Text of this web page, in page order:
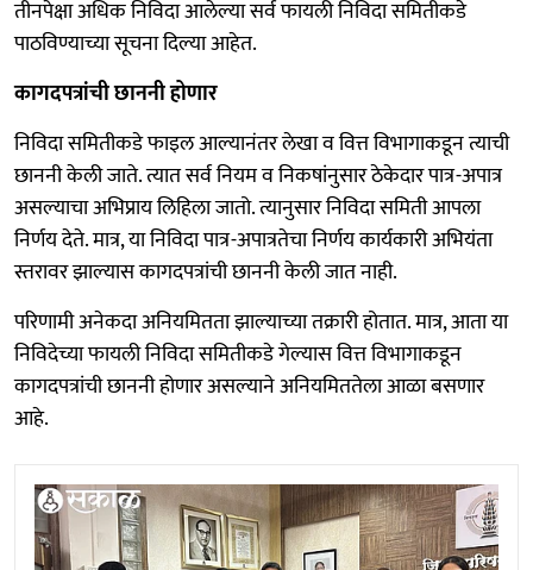
तीनपेक्षा अधिक निविदा आलेल्या सर्व फायली निविदा समितीकडे
पाठविण्याच्या सूचना दिल्या आहेत.
कागदपत्रांची छाननी होणार
निविदा समितीकडे फाइल आल्यानंतर लेखा व वित्त विभागाकडून त्याची
छाननी केली जाते. त्यात सर्व नियम व निकषांनुसार ठेकेदार पात्र-अपात्र
असल्याचा अभिप्राय लिहिला जातो. त्यानुसार निविदा समिती आपला
निर्णय देते. मात्र, या निविदा पात्र-अपात्रतेचा निर्णय कार्यकारी अभियंता
स्तरावर झाल्यास कागदपत्रांची छाननी केली जात नाही.
परिणामी अनेकदा अनियमितता झाल्याच्या तक्रारी होतात. मात्र, आता या
निविदेच्या फायली निविदा समितीकडे गेल्यास वित्त विभागाकडून
कागदपत्रांची छाननी होणार असल्याने अनियमिततेला आळा बसणार
आहे.